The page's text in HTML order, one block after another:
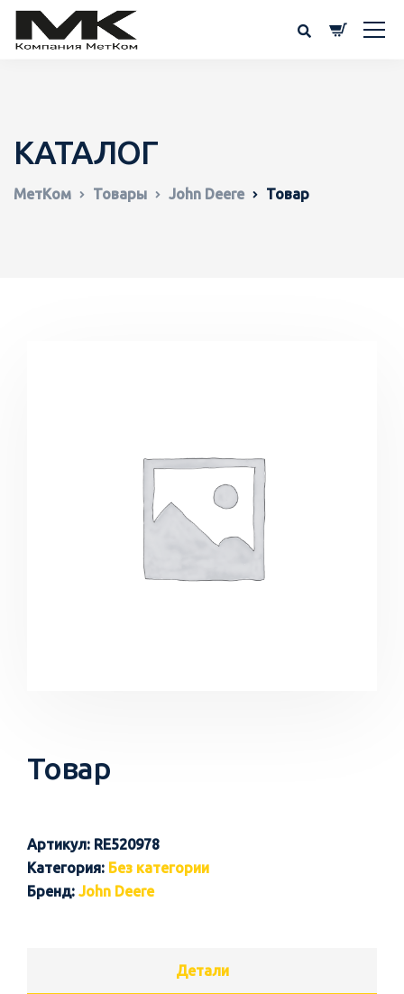
КАТАЛОГ
МетКом Товары John Deere Товар
Товар
Артикул: RE520978
Категория: Без категории
Бренд: John Deere
Детали